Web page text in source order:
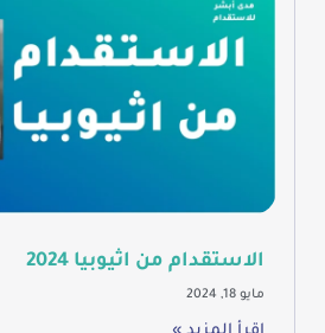
الاستقدام من اثيوبيا 2024
مايو 18, 2024